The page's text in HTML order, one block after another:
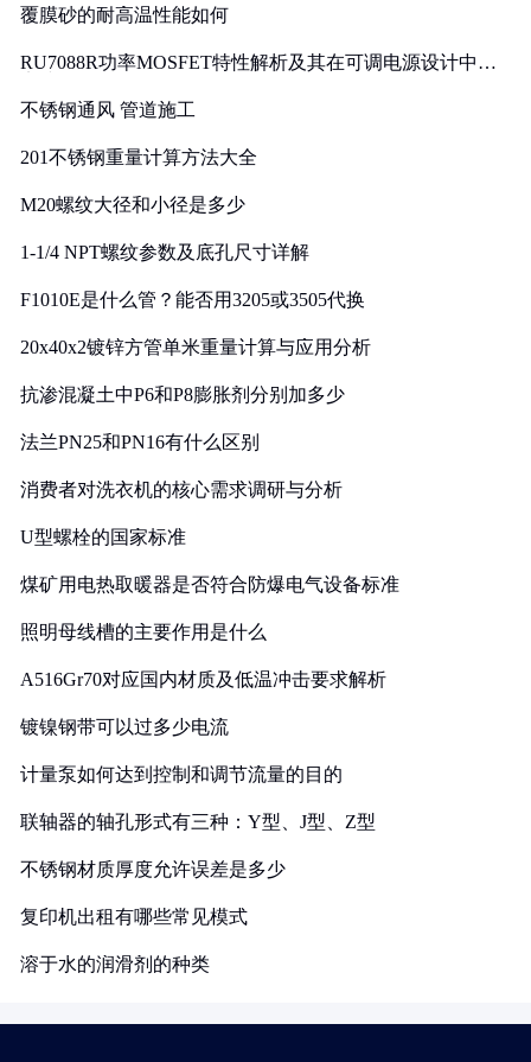
覆膜砂的耐高温性能如何
RU7088R功率MOSFET特性解析及其在可调电源设计中的
不锈钢通风 管道施工
201不锈钢重量计算方法大全
M20螺纹大径和小径是多少
1-1/4 NPT螺纹参数及底孔尺寸详解
F1010E是什么管？能否用3205或3505代换
20x40x2镀锌方管单米重量计算与应用分析
抗渗混凝土中P6和P8膨胀剂分别加多少
法兰PN25和PN16有什么区别
消费者对洗衣机的核心需求调研与分析
U型螺栓的国家标准
煤矿用电热取暖器是否符合防爆电气设备标准
照明母线槽的主要作用是什么
A516Gr70对应国内材质及低温冲击要求解析
镀镍钢带可以过多少电流
计量泵如何达到控制和调节流量的目的
联轴器的轴孔形式有三种：Y型、J型、Z型
不锈钢材质厚度允许误差是多少
复印机出租有哪些常见模式
溶于水的润滑剂的种类